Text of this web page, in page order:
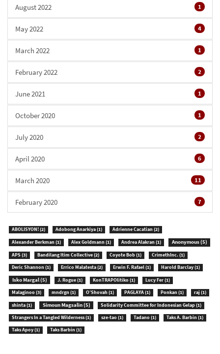
August 2022 1
May 2022 4
March 2022 1
February 2022 2
June 2021 1
October 2020 1
July 2020 2
April 2020 6
March 2020 11
February 2020 7
ABOLISYON!(2) Adobong Anarkiya(1) Adrienne Cacatian(2)
Alexander Berkman(1) Alex Goldmann(1) Andrea Alakran(1) Anonymous(5)
APS(3) Bandilang Itim Collective(2) Coyote Bob(1) CrimethInc.(1)
Deric Shannon(1) Errico Malatesta(2) Erwin F. Rafael(1) Harold Barclay(1)
Isko Margal(5) J. Rogue(1) KonTRAPOlitiko(1) Lucy Fer(1)
Malaginoo(3) mndrgn(1) O’Shovah(1) PAGLAYA(1) Ponkan(1) raj(1)
shinta(1) Simoun Magsalin(5) Solidarity Committee for Indonesian Gelap(1)
Strangers In a Tangled Wilderness(1) sze-tao(1) Tadano(1) Taks A. Barbin(1)
Taks Apoy(1) Taks Barbin(1)